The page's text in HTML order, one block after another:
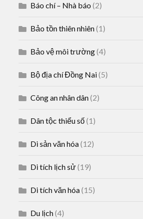
Báo chí – Nhà báo (2)
Bảo tồn thiên nhiên(1)
Bảo vệ môi trường(4)
Bộ địa chí Đồng Nai(5)
Công an nhân dân(2)
Dân tộc thiểu số(1)
Di sản văn hóa(12)
Di tích lịch sử(19)
Di tích văn hóa(15)
Du lịch(4)